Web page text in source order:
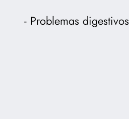
Problemas digestivos